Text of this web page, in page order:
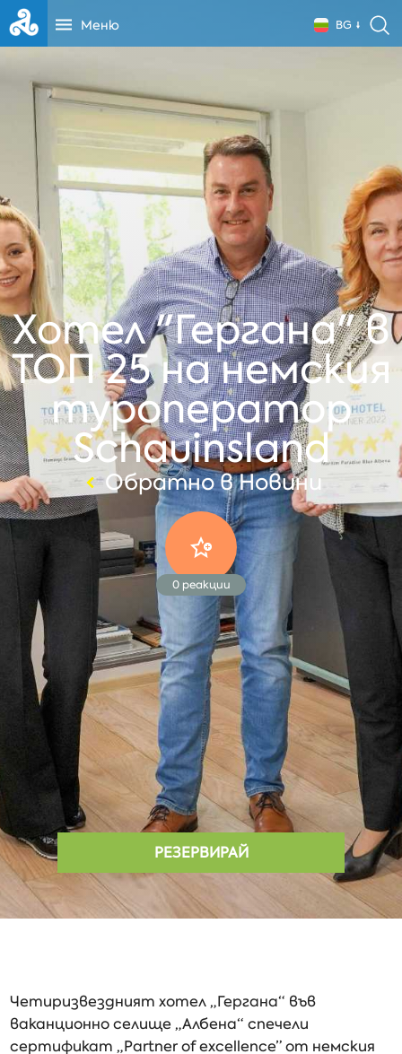
Меню BG
Хотел "Гергана" в
ТОП 25 на немския
туроператор
Schauinsland
Обратно в Новини
0реакции
РЕЗЕРВИРАЙ
Четиризвездният хотел „Гергана“ във
ваканционно селище „Албена“ спечели
сертификат „Partner of excellence” от немския